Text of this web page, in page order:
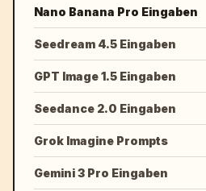
Nano Banana Pro Eingaben
Seedream 4.5 Eingaben
GPT Image 1.5 Eingaben
Seedance 2.0 Eingaben
Grok Imagine Prompts
Gemini 3 Pro Eingaben